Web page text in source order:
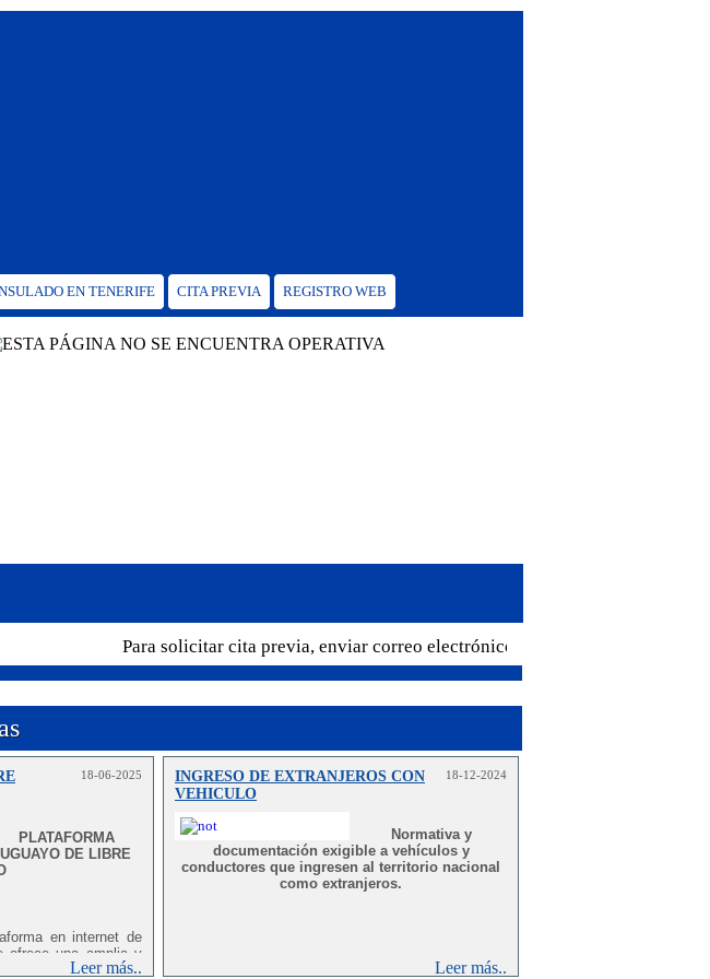
EN TENERIFE CITA PREVIA REGISTRO WEB
Para solicitar cita previa, enviar correo electrónico a
18-06-2025
PLATAFORMA
DE LIBRE
en internet de
ofrece una amplia y
latinoamericanas sin
Leer más..
INGRESO DE EXTRANJEROS CON
VEHICULO
18-12-2024
Normativa y
documentación exigible a vehículos y
conductores que ingresen al territorio nacional
como extranjeros.
Leer más..